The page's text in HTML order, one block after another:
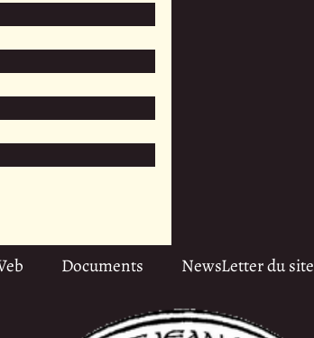
Documents NewsLetter du site